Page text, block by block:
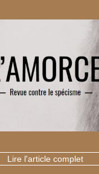
Lire l'article complet